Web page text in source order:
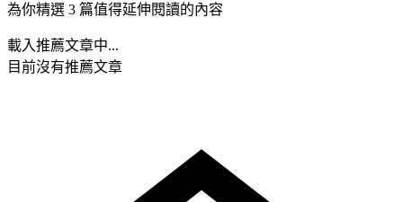
為你精選 3 篇值得延伸閱讀的內容
載入推薦文章中...
目前沒有推薦文章